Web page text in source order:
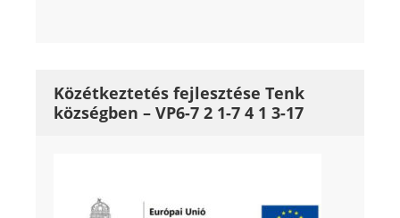
Közétkeztetés fejlesztése Tenk
községben – VP6-7 2 1-7 4 1 3-17